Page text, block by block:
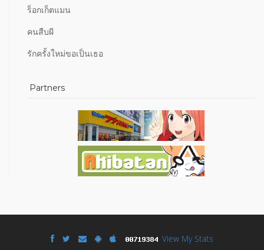
ร็อกเก็ตแมน
คนสืบผี
รักครั้งใหม่ขอเป็นเธอ
Partners
View My Stats